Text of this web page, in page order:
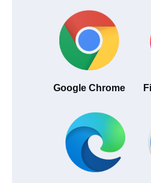
Google Chrome